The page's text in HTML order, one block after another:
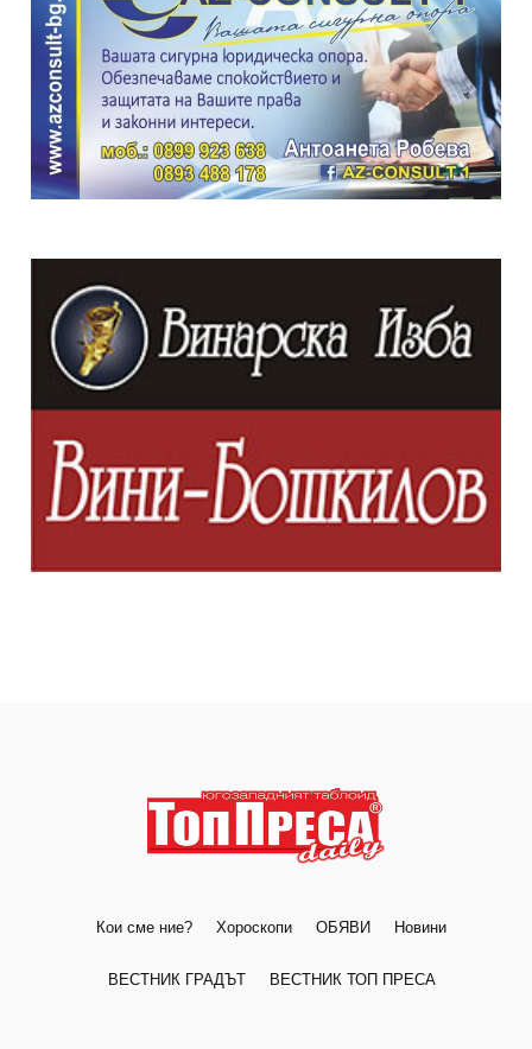
Кои сме ние? Хороскопи ОБЯВИ Новини
ВЕСТНИК ГРАДЪТ ВЕСТНИК ТОП ПРЕСА